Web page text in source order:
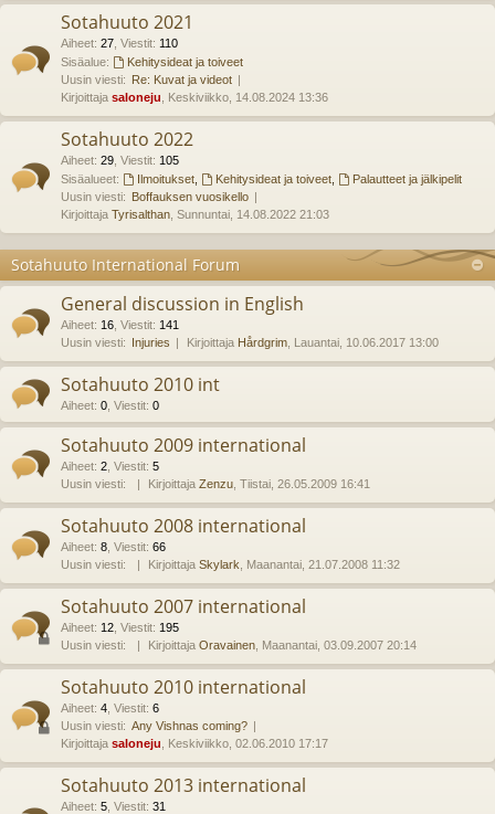
Sotahuuto 2021
Aiheet: 27 Viestit: 110
Sisäalue:
Kehitysideat ja toiveet
Uusin viesti: Re: Kuvat ja videot
Kirjoittaja saloneju , Keskiviikko, 14.08.2024 13:36
Sotahuuto 2022
Aiheet: 29 Viestit: 105
Sisäalueet:
Ilmoitukset, Kehitysideat ja toiveet,
Palautteet ja jälkipelit
Uusin viesti: Boffauksen vuosikello
Kirjoittaja Tyrisalthan , Sunnuntai, 14.08.2022 21:03
Sotahuuto International Forum
General discussion in English
Aiheet: 16 Viestit: 141
Uusin viesti: Injuries Kirjoittaja Hårdgrim , Lauantai, 10.06.2017 13:00
Sotahuuto 2010 int
Aiheet: 0 Viestit: 0
Sotahuuto 2009 international
Aiheet: 2 Viestit: 5
Uusin viesti:
Kirjoittaja Zenzu , Tiistai, 26.05.2009 16:41
Sotahuuto 2008 international
Aiheet: 8 Viestit: 66
Uusin viesti:
Kirjoittaja Skylark , Maanantai, 21.07.2008 11:32
Sotahuuto 2007 international
Aiheet: 12 Viestit: 195
Uusin viesti:
Kirjoittaja Oravainen , Maanantai, 03.09.2007 20:14
Sotahuuto 2010 international
Aiheet: 4 Viestit: 6
Uusin viesti: Any Vishnas coming?
Kirjoittaja saloneju , Keskiviikko, 02.06.2010 17:17
Sotahuuto 2013 international
Aiheet: 5 Viestit: 31